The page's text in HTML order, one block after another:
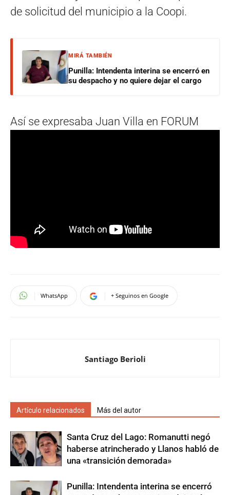
de solicitud del municipio a la Coopi.
MIRÁ TAMBIÉN
Punilla: Intendenta interina se encerró en
su despacho y no quiere dejar el cargo
Así se expresaba Juan Villa en FORUM
WhatsApp + Seguinos en Google
Santiago Berioli
Artículo relacionados Más del autor
Santa Cruz del Lago: Romanutti negó
haberse atrincherado y Llanos habló de
una «transición demorada»
Punilla: Intendenta interina se encerró